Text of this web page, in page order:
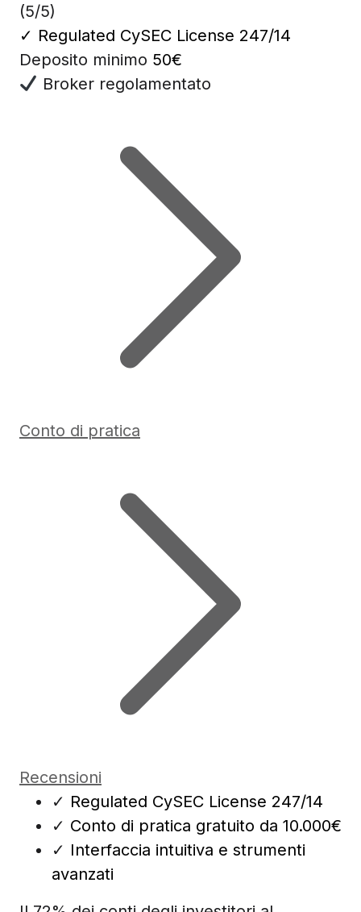
(5/5)
✓ Regulated CySEC License 247/14
Deposito minimo 50€
Broker regolamentato
Conto di pratica
Recensioni
✓ Regulated CySEC License 247/14
✓ Conto di pratica gratuito da 10.000€
✓ Interfaccia intuitiva e strumenti
avanzati